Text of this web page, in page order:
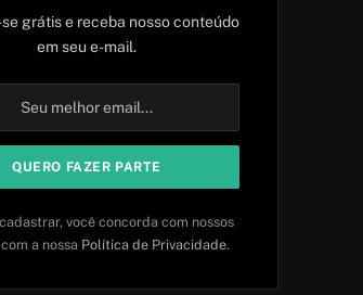
grátis e receba nosso conteúdo
em seu e-mail.
você concorda com nossos
a nossa Política de Privacidade.